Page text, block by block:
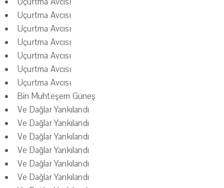
Uçurtma Avcısı
Uçurtma Avcısı
Uçurtma Avcısı
Uçurtma Avcısı
Uçurtma Avcısı
Uçurtma Avcısı
Bin Muhteşem Güneş
Ve Dağlar Yankılandı
Ve Dağlar Yankılandı
Ve Dağlar Yankılandı
Ve Dağlar Yankılandı
Ve Dağlar Yankılandı
Ve Dağlar Yankılandı